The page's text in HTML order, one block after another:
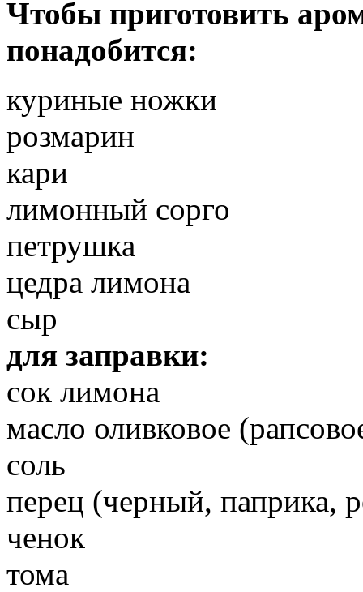
Чтобы приготовить
понадобится:
куриные ножки
розмарин
кари
лимонный сорго
петрушка
цедра лимона
сыр
для заправки:
сок лимона
масло оливковое
соль
перец (черный, паприка,
ченок
тома